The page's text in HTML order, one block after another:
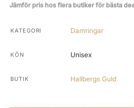
Jämför pris hos flera butiker för bästa
KATEGORI Damringar
KÖN Unisex
BUTIK Hallbergs Guld